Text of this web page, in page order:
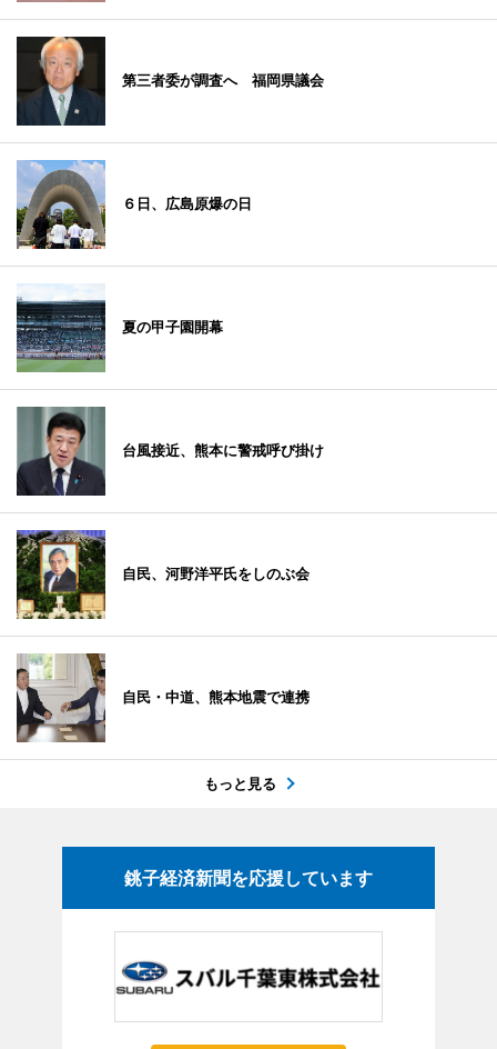
第三者委が調査へ 福岡県議会
６日、広島原爆の日
夏の甲子園開幕
台風接近、熊本に警戒呼び掛け
自民、河野洋平氏をしのぶ会
自民・中道、熊本地震で連携
もっと見る
銚子経済新聞を応援しています